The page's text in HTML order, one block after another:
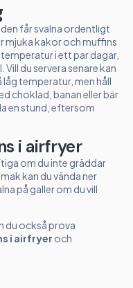
får svalna ordentligt
mjuka kakor och muffins
i ett par dagar,
du servera senare kan
temperatur, men håll
choklad, banan eller bär
en stund, eftersom
i airfryer
om du inte gräddar
kan du vända ner
på galler om du vill
du också prova
i airfryer och